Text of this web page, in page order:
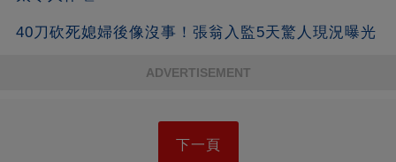
40刀砍死媳婦後像沒事！張翁入監5天驚人現況曝光
ADVERTISEMENT
下一頁